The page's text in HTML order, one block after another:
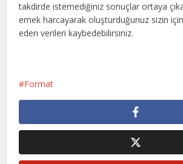
takdirde istemediğiniz sonuçlar ortaya
emek harcayarak oluşturduğunuz sizin
eden verileri kaybedebilirsiniz.
Format